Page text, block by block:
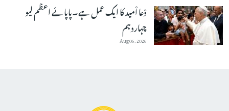
دْعا اْمید کا ایک عمل ہے۔پاپائے اعظم لیو
چہاردہم
Aug 06, 2026